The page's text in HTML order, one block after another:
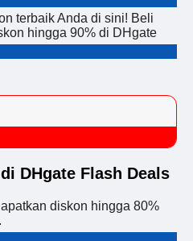
terbaik Anda di sini! Beli
hingga 90% di DHgate
DHgate Flash Deals
diskon hingga 80%